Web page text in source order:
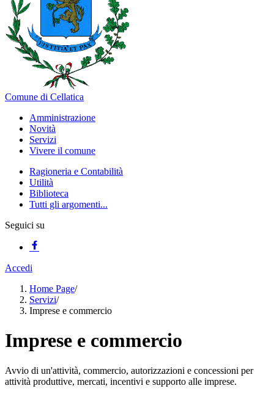
Comune di Cellatica
Amministrazione
Novità
Servizi
Vivere il comune
Ragioneria e Contabilità
Utilità
Biblioteca
Tutti gli argomenti...
Seguici su
Accedi
Home Page/
Servizi/
Imprese e commercio
Imprese e commercio
Avvio di un'attività, commercio, autorizzazioni e concessioni per
attività produttive, mercati, incentivi e supporto alle imprese.